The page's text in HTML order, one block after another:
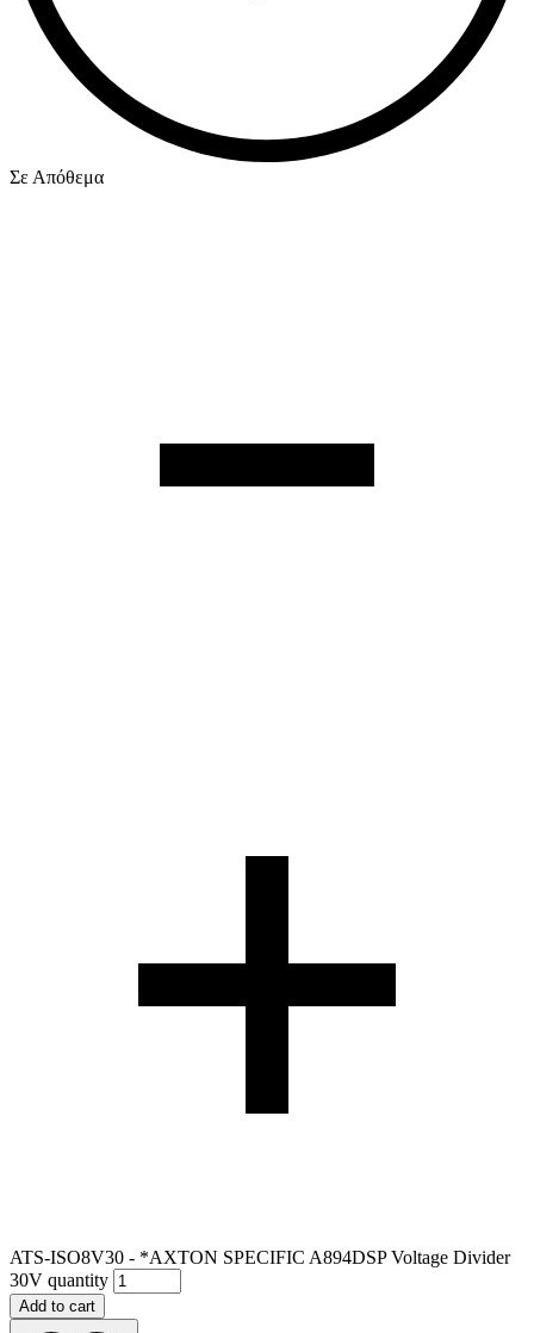
Σε Απόθεμα
ATS-ISO8V30 - *AXTON SPECIFIC A894DSP Voltage Divider
30V quantity
Add to cart